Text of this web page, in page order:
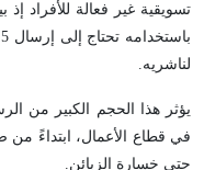
تسويقية غير فعالة للأفراد
لناشريه.
يؤثر هذا الحجم الكبير من
في قطاع الأعمال، ابتداءً من
حتى خسارة الزبائن.